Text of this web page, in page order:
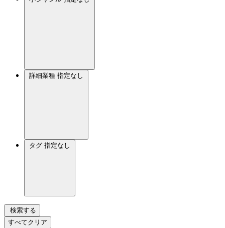
詳細業種 指定なし
タグ 指定なし
検索する
すべてクリア